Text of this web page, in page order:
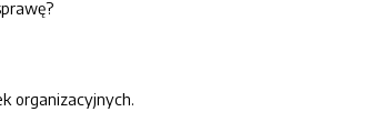
organizacyjnych.